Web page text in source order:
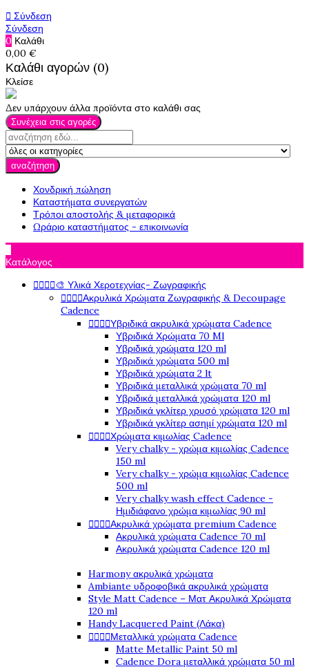
 Σύνδεση
Σύνδεση
0 Καλάθι
0,00 €
Καλάθι αγορών (0)
Κλείσε
Δεν υπάρχουν άλλα προϊόντα στο καλάθι σας
Συνέχεια στις αγορές
αναζήτηση
Χονδρική πώληση
Καταστήματα συνεργατών
Τρόποι αποστολής & μεταφορικά
Ωράριο καταστήματος - επικοινωνία
Κατάλογος
   🎨 Υλικά Χεροτεχνίας- Ζωγραφικής
   Ακρυλικά Χρώματα Ζωγραφικής & Decoupage
Cadence
   Υβριδικά ακρυλικά χρώματα Cadence
Υβριδικά Χρώματα 70 Ml
Υβριδικά χρώματα 120 ml
Υβριδικά χρώματα 500 ml
Υβριδικά χρώματα 2 lt
Υβριδικά μεταλλικά χρώματα 70 ml
Υβριδικά μεταλλικά χρώματα 120 ml
Υβριδικά γκλίτερ χρυσό χρώματα 120 ml
Υβριδικά γκλίτερ ασημί χρώματα 120 ml
   Χρώματα κιμωλίας Cadence
Very chalky - χρώμα κιμωλίας Cadence
150 ml
Very chalky - χρώμα κιμωλίας Cadence
500 ml
Very chalky wash effect Cadence -
Ημιδιάφανο χρώμα κιμωλίας 90 ml
   Ακρυλικά χρώματα premium Cadence
Ακρυλικά χρώματα Cadence 70 ml
Ακρυλικά χρώματα Cadence 120 ml
Harmony ακρυλικά χρώματα
Ambiante υδροφοβικά ακρυλικά χρώματα
Style Matt Cadence – Ματ Ακρυλικά Χρώματα
120 ml
Handy Lacquered Paint (Λάκα)
   Μεταλλικά χρώματα Cadence
Matte Metallic Paint 50 ml
Cadence Dora μεταλλικά χρώματα 50 ml